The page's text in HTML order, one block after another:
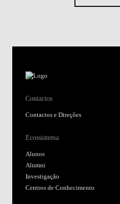
Contactos
Contactos e Direções
Ecossistema
Alunos
Alumni
Investigação
Centros de Conhecimento